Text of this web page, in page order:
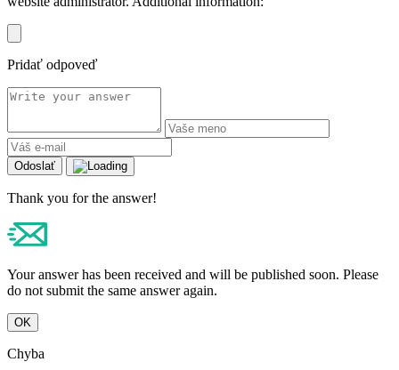
Pridať odpoveď
Odoslať
Thank you for the answer!
Your answer has been received and will be published soon. Please
do not submit the same answer again.
OK
Chyba